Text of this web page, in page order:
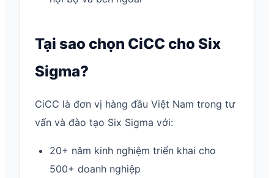
Tại sao chọn CiCC cho Six
Sigma?
CiCC là đơn vị hàng đầu Việt Nam trong tư
vấn và đào tạo Six Sigma với:
20+ năm kinh nghiệm triển khai cho
500+ doanh nghiệp